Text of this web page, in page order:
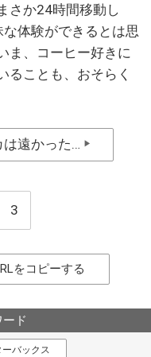
さか24時間移動し
体験ができるとは思
ま、コーヒー好きに
ることも、おそらく
は遠かった… ▶
3
をコピーする
ド
ーバックス